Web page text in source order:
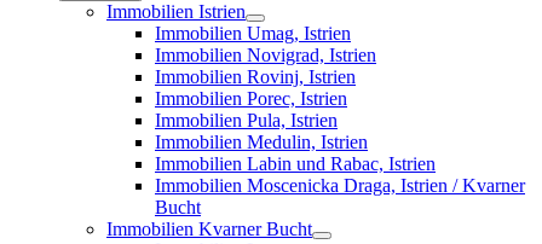
Immobilien Istrien
Immobilien Umag, Istrien
Immobilien Novigrad, Istrien
Immobilien Rovinj, Istrien
Immobilien Porec, Istrien
Immobilien Pula, Istrien
Immobilien Medulin, Istrien
Immobilien Labin und Rabac, Istrien
Immobilien Moscenicka Draga, Istrien / Kvarner
Bucht
Immobilien Kvarner Bucht